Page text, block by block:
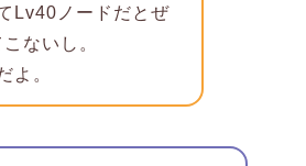
Lv40ノードだとぜ
ないし。
よ。